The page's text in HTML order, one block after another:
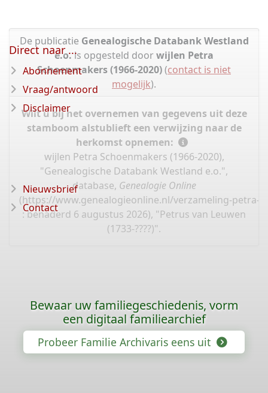
De publicatie Genealogische Databank Westland
e.o.is opgesteld doorwijlen Petra
Schoenmakers (1966-2020)(contact is niet
mogelijk).
Wilt u bij het overnemen van gegevens uit deze
stamboom alstublieft een verwijzing naar de
herkomst opnemen:
wijlen Petra Schoenmakers (1966-2020),
"Genealogische Databank Westland e.o.",
database, Genealogie Online
(https://www.genealogieonline.nl/verzameling-petra-
: benaderd 6 augustus 2026), "Petrus van Leuwen
(1733-????)".
Direct naar ...
Abonnement
Vraag/antwoord
Disclaimer
Nieuwsbrief
Contact
Bewaar uw familiegeschiedenis, vorm
een digitaal familiearchief
Probeer Familie Archivaris eens uit